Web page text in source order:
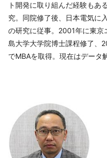
ト開発に取り組んだ経験もあ
究。同院修了後、日本電気に
の研究に従事。2001年に東
島大学大学院博士課程修了、
でMBAを取得。現在はデータ